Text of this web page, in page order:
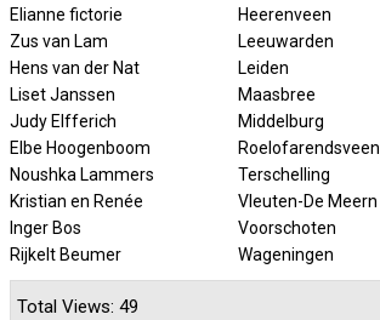
Elianne fictorie
Heerenveen
Zus van Lam
Leeuwarden
Hens van der Nat
Leiden
Liset Janssen
Maasbree
Judy Elfferich
Middelburg
Elbe Hoogenboom
Roelofarendsveen
Noushka Lammers
Terschelling
Kristian en Renée
Vleuten-De Meern
Inger Bos
Voorschoten
Rijkelt Beumer
Wageningen
Total Views: 49